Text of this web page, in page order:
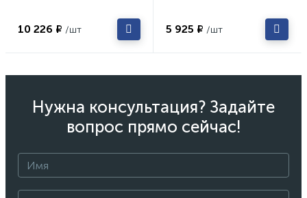
10 226 ₽ /шт 5 925 ₽ /шт
Нужна консультация? Задайте
вопрос прямо сейчас!